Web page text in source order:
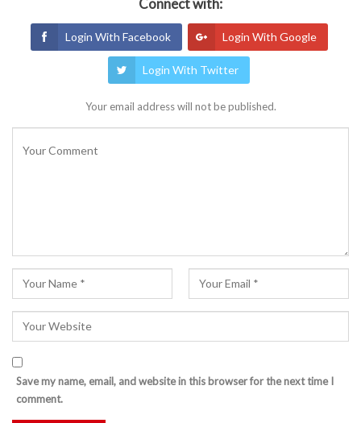
Connect with:
Login With Facebook Login With Google
Login With Twitter
Your email address will not be published.
Save my name, email, and website in this browser for the next time I
comment.